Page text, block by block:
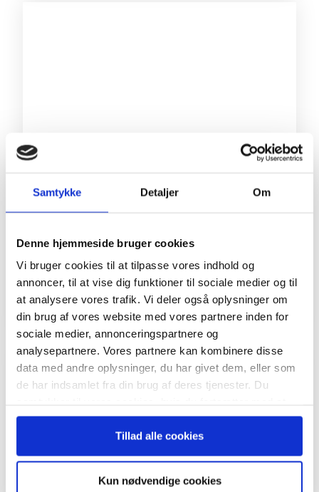
Samtykke Detaljer Om
Denne hjemmeside bruger cookies
Vi bruger cookies til at tilpasse vores indhold og
annoncer, til at vise dig funktioner til sociale medier og til
at analysere vores trafik. Vi deler også oplysninger om
din brug af vores website med vores partnere inden for
sociale medier, annonceringspartnere og
analysepartnere. Vores partnere kan kombinere disse
data med andre oplysninger, du har givet dem, eller som
de har indsamlet fra din brug af deres tjenester. Du
anvende vores hjemmeside.
Tillad alle cookies
Kun nødvendige cookies
LAURA ASHTON
ux expert